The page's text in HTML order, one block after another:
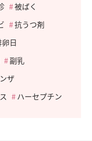
被ばく
抗うつ剤
卵日
副乳
ザ
ハーセプチン